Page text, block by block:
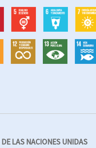
LAS NACIONES UNIDAS